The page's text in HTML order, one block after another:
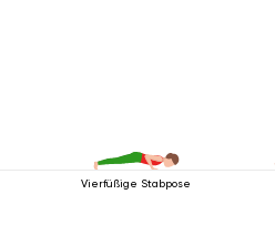
Vierfüßige Stabpose